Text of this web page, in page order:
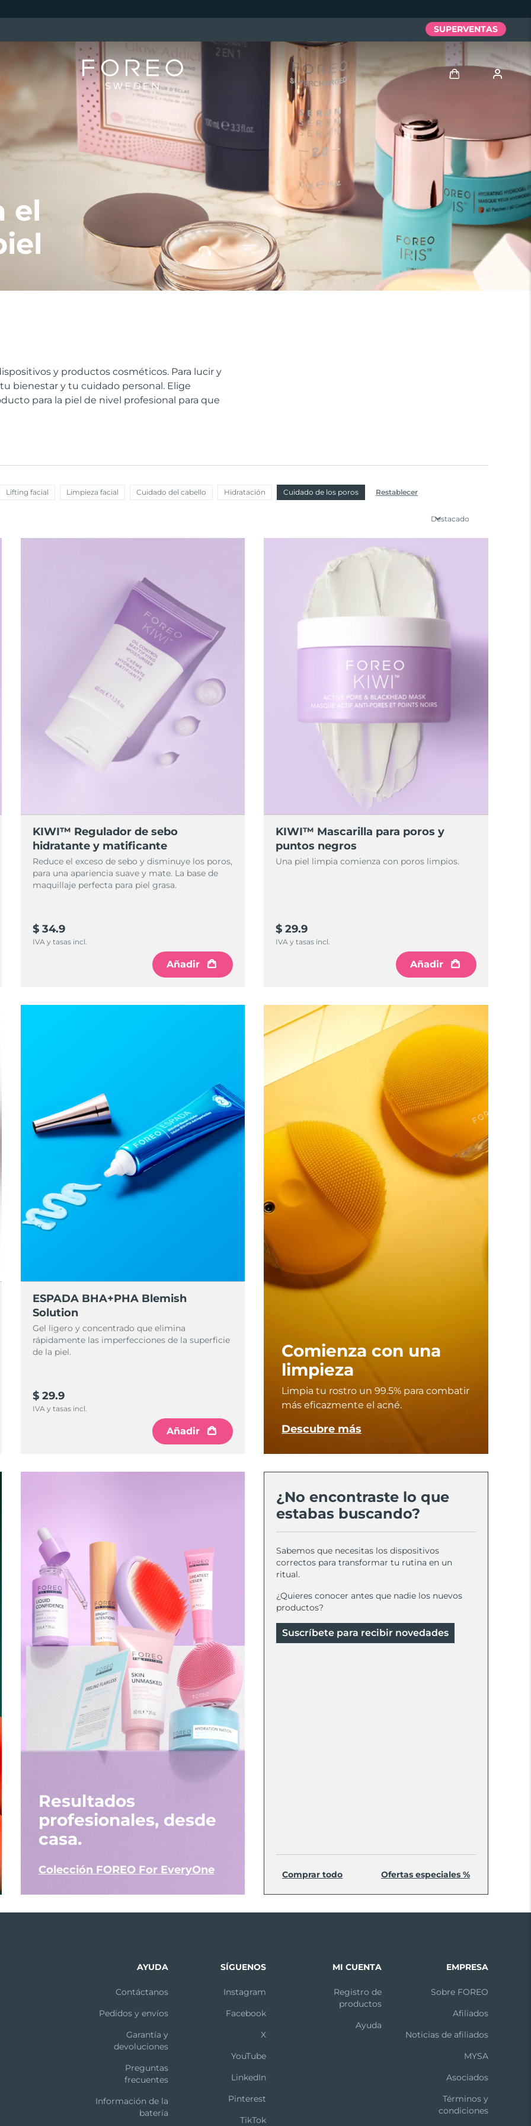
el
y productos cosméticos. Para lucir y
bienestar y tu cuidado personal. Elige
para la piel de nivel profesional para que
Lifting facial Limpieza facial Cuidado del cabello Hidratación Cuidado de los poros Restablecer
Destacado
KIWI™ Regulador de sebo
hidratante y matificante
Reduce el exceso de sebo y disminuye los poros,
para una apariencia suave y mate. La base de
maquillaje perfecta para piel grasa.
$ 34.9
IVA y tasas incl.
Añadir
KIWI™ Mascarilla para poros y
puntos negros
Una piel limpia comienza con poros limpios.
$ 29.9
IVA y tasas incl.
Añadir
ESPADA BHA+PHA Blemish
Solution
Gel ligero y concentrado que elimina
rápidamente las imperfecciones de la superficie
de la piel.
$ 29.9
IVA y tasas incl.
Añadir
Comienza con una
limpieza
Limpia tu rostro un 99.5% para combatir
más eficazmente el acné.
Descubre más
Resultados
profesionales, desde
casa.
Colección FOREO For EveryOne
¿No encontraste lo que
estabas buscando?
Sabemos que necesitas los dispositivos
correctos para transformar tu rutina en un
ritual.
¿Quieres conocer antes que nadie los nuevos
productos?
Suscríbete para recibir novedades
Comprar todo Ofertas especiales %
SUPERVENTAS
Perfil de usuario
Mis dispositivos
Mis pedidos
Mis direcciones
Mis suscripciones
AYUDA
Contáctanos
Pedidos y envíos
Garantía y
devoluciones
Preguntas
frecuentes
Información de la
batería
SÍGUENOS
Instagram
Facebook
X
YouTube
LinkedIn
Pinterest
TikTok
MI CUENTA
Registro de
productos
Ayuda
EMPRESA
Sobre FOREO
Afiliados
Noticias de afiliados
MYSA
Asociados
Términos y
condiciones